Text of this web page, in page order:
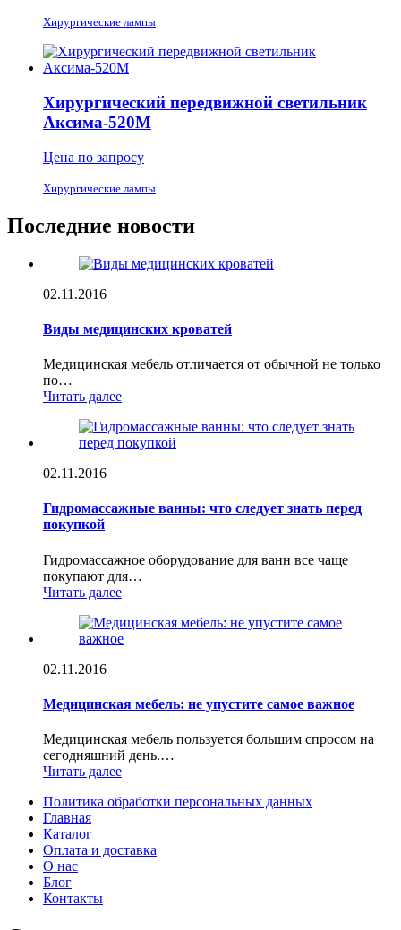
Хирургические лампы
Хирургический передвижной светильник
Аксима-520М
Цена по запросу
Хирургические лампы
Последние новости
02.11.2016
Виды медицинских кроватей
Медицинская мебель отличается от обычной не только
по…
Читать далее
02.11.2016
Гидромассажные ванны: что следует знать перед
покупкой
Гидромассажное оборудование для ванн все чаще
покупают для…
Читать далее
02.11.2016
Медицинская мебель: не упустите самое важное
Медицинская мебель пользуется большим спросом на
сегодняшний день.…
Читать далее
Политика обработки персональных данных
Главная
Каталог
Оплата и доставка
О нас
Блог
Контакты